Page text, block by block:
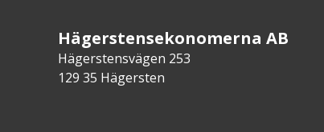
Hägerstensekonomerna AB
Hägerstensvägen 253
129 35 Hägersten